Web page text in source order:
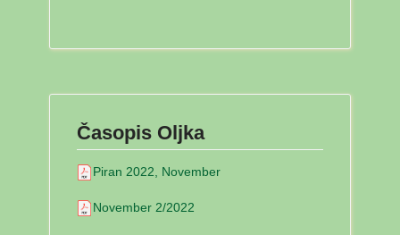
Časopis Oljka
Piran 2022, November
November 2/2022